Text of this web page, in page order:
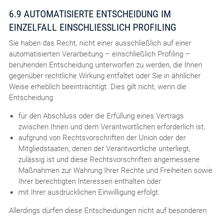
6.9 AUTOMATISIERTE ENTSCHEIDUNG IM
EINZELFALL EINSCHLIESSLICH PROFILING
Sie haben das Recht, nicht einer ausschließlich auf einer
automatisierten Verarbeitung – einschließlich Profiling –
beruhenden Entscheidung unterworfen zu werden, die Ihnen
gegenüber rechtliche Wirkung entfaltet oder Sie in ähnlicher
Weise erheblich beeinträchtigt. Dies gilt nicht, wenn die
Entscheidung
für den Abschluss oder die Erfüllung eines Vertrags
zwischen Ihnen und dem Verantwortlichen erforderlich ist,
aufgrund von Rechtsvorschriften der Union oder der
Mitgliedstaaten, denen der Verantwortliche unterliegt,
zulässig ist und diese Rechtsvorschriften angemessene
Maßnahmen zur Wahrung Ihrer Rechte und Freiheiten sowie
Ihrer berechtigten Interessen enthalten oder
mit Ihrer ausdrücklichen Einwilligung erfolgt.
Allerdings dürfen diese Entscheidungen nicht auf besonderen